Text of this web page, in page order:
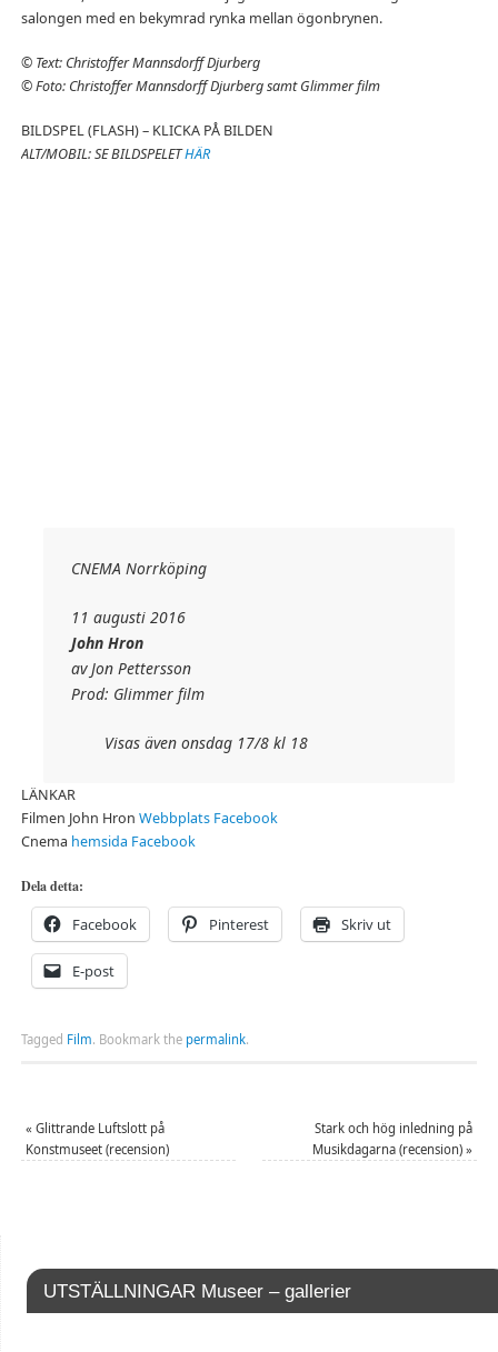
salongen med en bekymrad rynka mellan ögonbrynen.
© Text: Christoffer Mannsdorff Djurberg
©Foto: Christoffer Mannsdorff Djurberg samtGlimmer film
BILDSPEL (FLASH) – KLICKA PÅ BILDEN
ALT/MOBIL: SE BILDSPELETHÄR
CNEMA Norrköping
11 augusti 2016
John Hron
av Jon Pettersson
Prod: Glimmer film
Visas även onsdag 17/8 kl 18
LÄNKAR
Filmen John Hron Webbplats Facebook
Cnema hemsida Facebook
Dela detta:
Facebook Pinterest Skriv ut
E-post
Tagged Film. Bookmark the permalink.
« Glittrande Luftslott på
Konstmuseet (recension)
Stark och hög inledning på
Musikdagarna (recension)»
UTSTÄLLNINGAR Museer – gallerier